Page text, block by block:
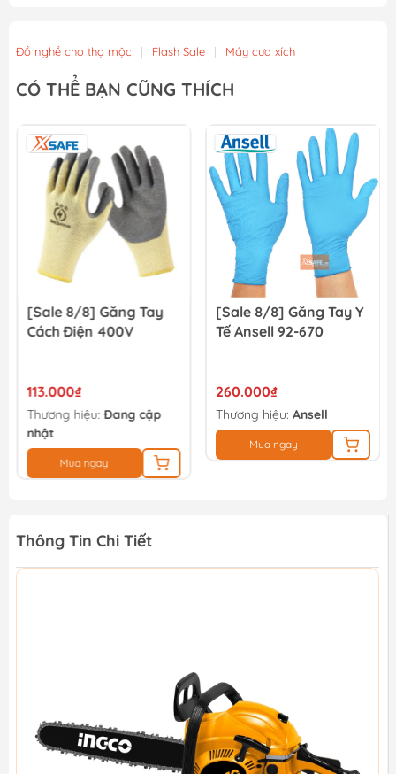
Dây Cưa Xích 16 inch WADFOW WZY1416
234.000₫
Dây Cưa Xích 8 Inch Total TGTSC50801
138.600₫ 154.000₫
Đồ nghề cho thợ mộc | Flash Sale | Máy cưa xích
CÓ THỂ BẠN CŨNG THÍCH
[Sale 8/8] Găng Tay
Cách Điện 400V
113.000₫
Thương hiệu: Đang cập
nhật
Mua ngay
[Sale 8/8] Găng Tay Y
Tế Ansell 92-670
260.000₫
Thương hiệu: Ansell
Mua ngay
Thông Tin Chi Tiết